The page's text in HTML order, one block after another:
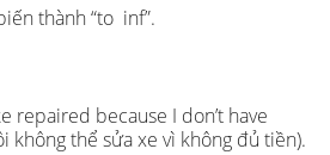
thành “to inf”.
repaired because I don’t have
không thể sửa xe vì không đủ tiền).